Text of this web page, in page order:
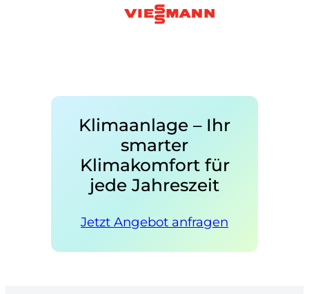
Klimaanlage – Ihr
smarter
Klimakomfort für
jede Jahreszeit
Jetzt Angebot anfragen